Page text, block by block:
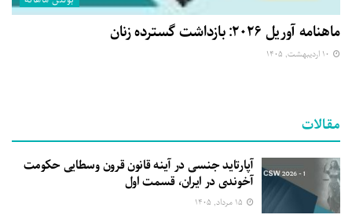
ماهنامه آوریل ۲۰۲۶: بازداشت گسترده زنان
مقالات
آپارتاید جنسی در آینه قانون قرون وسطایی حکومت
آخوندی در ایران، قسمت اول